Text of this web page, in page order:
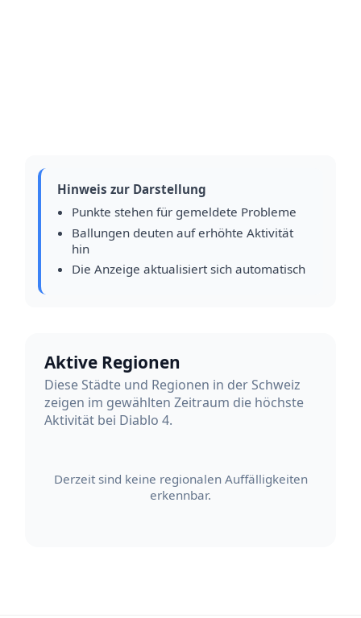
Hinweis zur Darstellung
Punkte stehen für gemeldete Probleme
Ballungen deuten auf erhöhte Aktivität
hin
Die Anzeige aktualisiert sich automatisch
Aktive Regionen
Diese Städte und Regionen in der Schweiz
zeigen im gewählten Zeitraum die höchste
Aktivität bei Diablo 4.
Derzeit sind keine regionalen Auffälligkeiten
erkennbar.